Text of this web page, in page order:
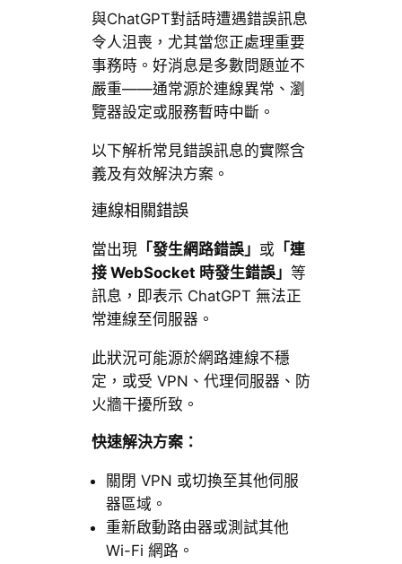
與ChatGPT對話時遭遇錯誤訊息
令人沮喪，尤其當您正處理重要
事務時。好消息是多數問題並不
嚴重——通常源於連線異常、瀏
覽器設定或服務暫時中斷。
以下解析常見錯誤訊息的實際含
義及有效解決方案。
連線相關錯誤
當出現 「發生網路錯誤」 或 「連
接 WebSocket 時發生錯誤」 等
訊息，即表示 ChatGPT 無法正
常連線至伺服器。
此狀況可能源於網路連線不穩
定，或受 VPN、代理伺服器、防
火牆干擾所致。
快速解決方案：
關閉 VPN 或切換至其他伺服
器區域。
重新啟動路由器或測試其他
Wi-Fi 網路。